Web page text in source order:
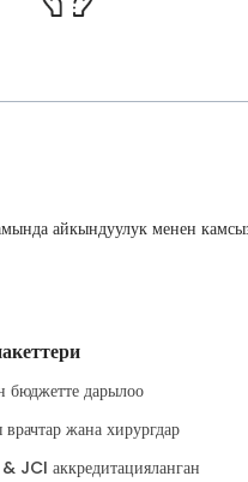
айкындуулук менен
бюджетте дарылоо
жана хирургдар
JCI аккредитацияланган